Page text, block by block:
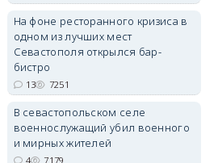
На фоне ресторанного кризиса в
одном из лучших мест
Севастополя открылся бар-
бистро
13 7251
В севастопольском селе
военнослужащий убил военного
и мирных жителей
4 7179